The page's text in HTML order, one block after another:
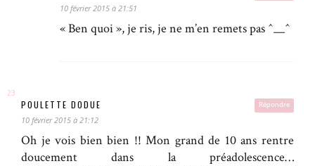
10 février 2015 à 21:51
« Ben quoi », je ris, je ne m’en remets pas ^__^
Répondre
POULETTE DODUE
10 février 2015 à 21:12
Oh je vois bien bien !! Mon grand de 10 ans rentre
doucement dans la préadolescence…